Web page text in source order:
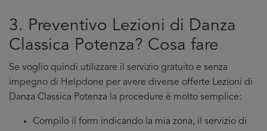
3. Preventivo Lezioni di Danza
Classica Potenza? Cosa fare
Se voglio quindi utilizzare il servizio gratuito e senza
impegno di Helpdone per avere diverse offerte Lezioni di
Danza Classica Potenza la procedure è molto semplice:
Compilo il form indicando la mia zona, il servizio di